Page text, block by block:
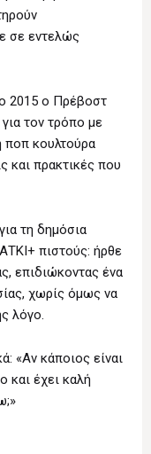
σε εντελώς
2015 ο Πρέβοστ
τον τρόπο με
ποπ κουλτούρα
και πρακτικές που
τη δημόσια
πιστούς: ήρθε
επιδιώκοντας ένα
χωρίς όμως να
λόγο.
«Αν κάποιος είναι
και έχει καλή